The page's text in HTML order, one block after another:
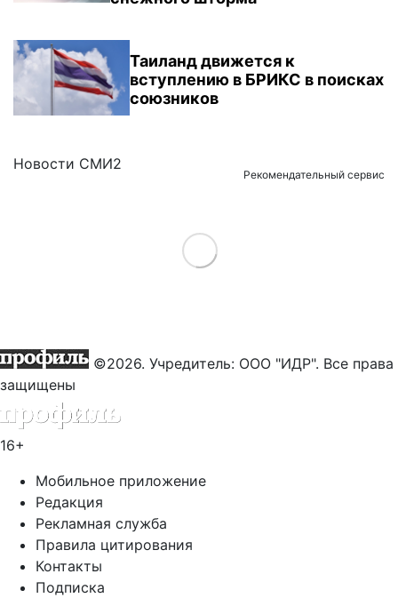
Таиланд движется к
вступлению в БРИКС в поисках
союзников
Новости СМИ2
Рекомендательный сервис
Load More
©2026. Учредитель: ООО "ИДР". Все права
защищены
16+
Мобильное приложение
Редакция
Рекламная служба
Правила цитирования
Контакты
Подписка